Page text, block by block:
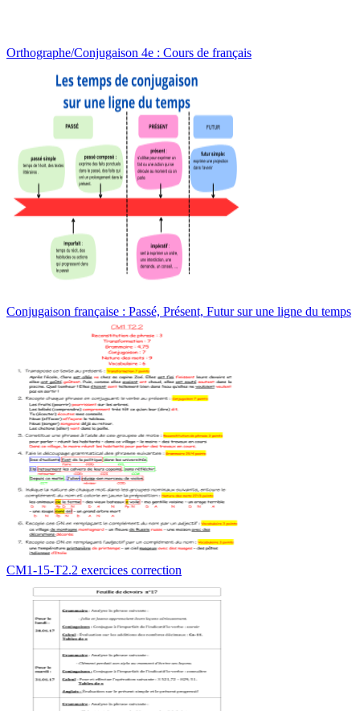
Orthographe/Conjugaison 4e : Cours de français
Conjugaison française : Passé, Présent, Futur sur une ligne du temps
CM1-15-T2.2 exercices correction